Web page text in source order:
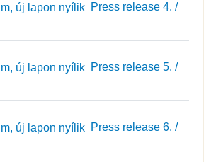
Press release 4. /
Press release 5. /
Press release 6. /